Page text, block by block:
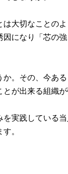
大切なことの
になり「芯の
。その、今あ
が出来る組織
実践している
。